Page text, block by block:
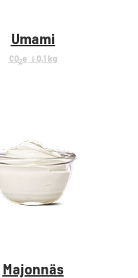
Umami
CO2e < 0,1 kg
Majonnäs